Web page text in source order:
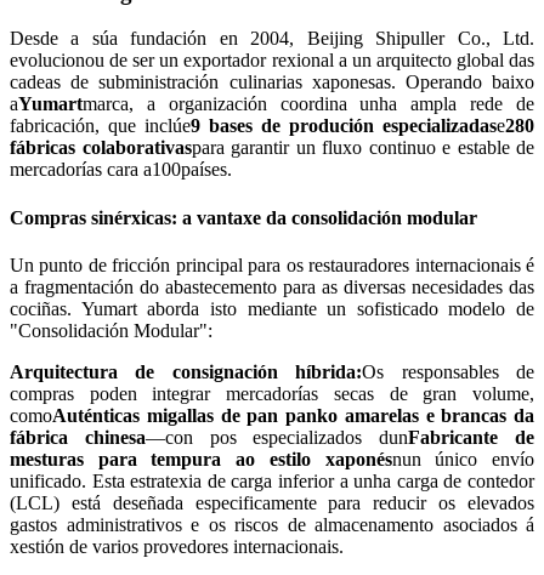
Desde a súa fundación en 2004, Beijing Shipuller Co., Ltd.
evolucionou de ser un exportador rexional a un arquitecto global das
cadeas de subministración culinarias xaponesas. Operando baixo
aYumartmarca, a organización coordina unha ampla rede de
fabricación, que inclúe9 bases de produción especializadase280
fábricas colaborativaspara garantir un fluxo continuo e estable de
mercadorías cara a100países.
Compras sinérxicas: a vantaxe da consolidación modular
Un punto de fricción principal para os restauradores internacionais é
a fragmentación do abastecemento para as diversas necesidades das
cociñas. Yumart aborda isto mediante un sofisticado modelo de
"Consolidación Modular":
Arquitectura de consignación híbrida:Os responsables de
compras poden integrar mercadorías secas de gran volume,
comoAuténticas migallas de pan panko amarelas e brancas da
fábrica chinesa—con pos especializados dunFabricante de
mesturas para tempura ao estilo xaponésnun único envío
unificado. Esta estratexia de carga inferior a unha carga de contedor
(LCL) está deseñada especificamente para reducir os elevados
gastos administrativos e os riscos de almacenamento asociados á
xestión de varios provedores internacionais.